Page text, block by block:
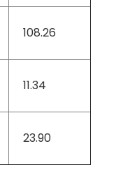
108.26
11.34
23.90